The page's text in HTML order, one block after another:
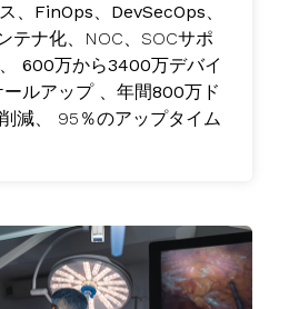
、 FinOps、DevSecOps、
テナ化、NOC、SOCサポ
600万から3400万デバイ
ールアップ、年間800万ド
減、 95％のアップタイム